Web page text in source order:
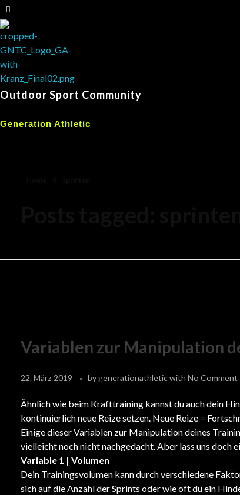
Outdoor Sport Community
Generation Athletic
Variablen zur Manipulation
22. März 2019 by generationathleticwith No Comment
Ähnlich wie beim Krafttraining kannst du auch dein
kontinuierlich neue Reize setzen. Neue Reize =
Einige dieser Variablen zur Manipulation deines
vielleicht noch nicht nachgedacht. Aber lass uns doch
Variable 1 | Volumen
Dein Trainingsvolumen kann durch verschiedene
sich auf die Anzahl der Sprints oder wie oft du ein